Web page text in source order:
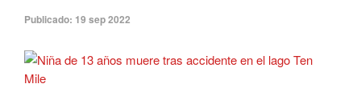
Publicado: 19 sep 2022